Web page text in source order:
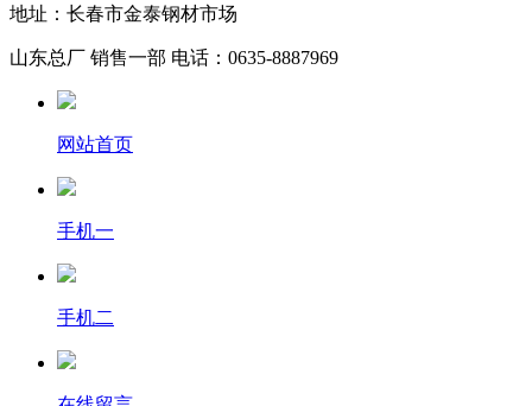
地址：长春市金泰钢材市场
山东总厂 销售一部 电话：0635-8887969
网站首页
手机一
手机二